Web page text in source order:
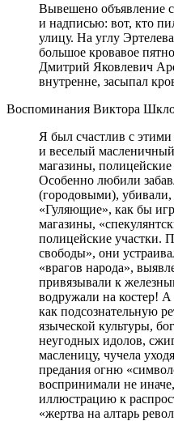
Вывешено объявление
и надписью: вот, кто
улицу. На углу
большое кровавое
Дмитрий Яковлевич
внутренне, засыпал
Воспоминания Виктора
Я был счастлив с
и веселый
магазины, полицейские
Особенно любили
(городовыми), убивали,
«Гуляющие», как бы
магазины,
полицейские участки.
свободы», они
«врагов народа»,
привязывали к
водружали на костер!
как подсознательную
языческой культуры,
неугодных идолов,
масленицу, чучела
предания огню
воспринимали не
иллюстрацию к
«жертва на алтарь